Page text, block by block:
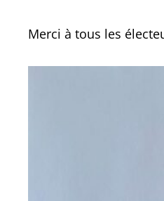
Merci à tous les